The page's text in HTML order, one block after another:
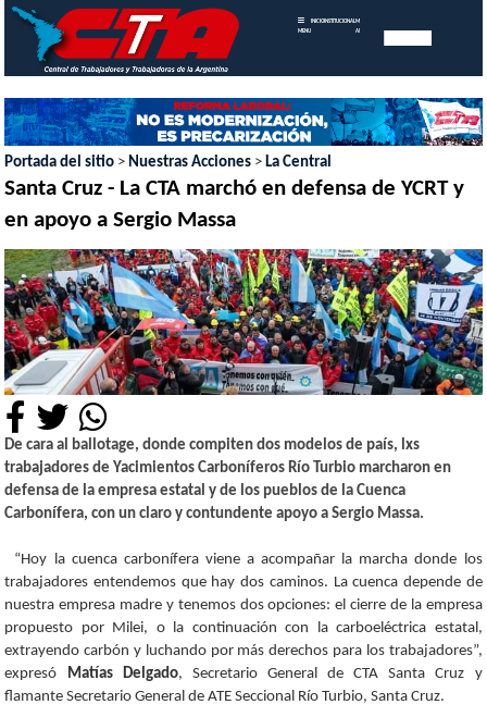
MENU
INICIOINSTITUCIONAL MEMORIAS
ANUALES
Portada del sitio > Nuestras Acciones > La Central
Santa Cruz - La CTA marchó en defensa de YCRT y
en apoyo a Sergio Massa
De cara al ballotage, donde compiten dos modelos de país, lxs
trabajadores de Yacimientos Carboníferos Río Turbio marcharon en
defensa de la empresa estatal y de los pueblos de la Cuenca
Carbonífera, con un claro y contundente apoyo a Sergio Massa.
“Hoy la cuenca carbonífera viene a acompañar la marcha donde los
trabajadores entendemos que hay dos caminos. La cuenca depende de
nuestra empresa madre y tenemos dos opciones: el cierre de la empresa
propuesto por Milei, o la continuación con la carboeléctrica estatal,
extrayendo carbón y luchando por más derechos para los trabajadores”,
expresó Matías Delgado, Secretario General de CTA Santa Cruz y
flamante Secretario General de ATE Seccional Río Turbio, Santa Cruz.